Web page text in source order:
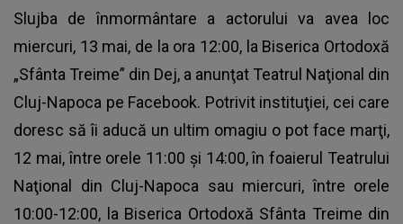
Slujba de înmormântare a actorului va avea loc
miercuri, 13 mai, de la ora 12:00, la Biserica Ortodoxă
„Sfânta Treime” din Dej, a anunţat Teatrul Naţional din
Cluj-Napoca pe Facebook. Potrivit instituţiei, cei care
doresc să îi aducă un ultim omagiu o pot face marţi,
12 mai, între orele 11:00 şi 14:00, în foaierul Teatrului
Naţional din Cluj-Napoca sau miercuri, între orele
10:00-12:00, la Biserica Ortodoxă Sfânta Treime din